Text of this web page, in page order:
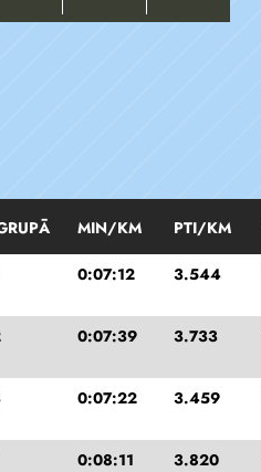
MIN/KM PTI/KM
0:07:12 3.544
0:07:39 3.733
0:07:22 3.459
0:08:11 3.820